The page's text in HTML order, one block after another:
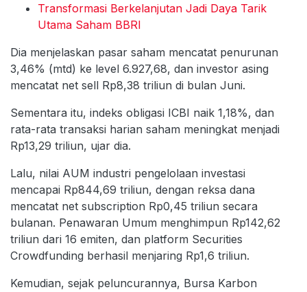
Transformasi Berkelanjutan Jadi Daya Tarik
Utama Saham BBRI
Dia menjelaskan pasar saham mencatat penurunan
3,46% (mtd) ke level 6.927,68, dan investor asing
mencatat net sell Rp8,38 triliun di bulan Juni.
Sementara itu, indeks obligasi ICBI naik 1,18%, dan
rata-rata transaksi harian saham meningkat menjadi
Rp13,29 triliun, ujar dia.
Lalu, nilai AUM industri pengelolaan investasi
mencapai Rp844,69 triliun, dengan reksa dana
mencatat net subscription Rp0,45 triliun secara
bulanan. Penawaran Umum menghimpun Rp142,62
triliun dari 16 emiten, dan platform Securities
Crowdfunding berhasil menjaring Rp1,6 triliun.
Kemudian, sejak peluncurannya, Bursa Karbon